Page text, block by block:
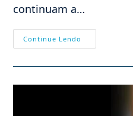
continuam a…
Continue Lendo
Temais”:
Do